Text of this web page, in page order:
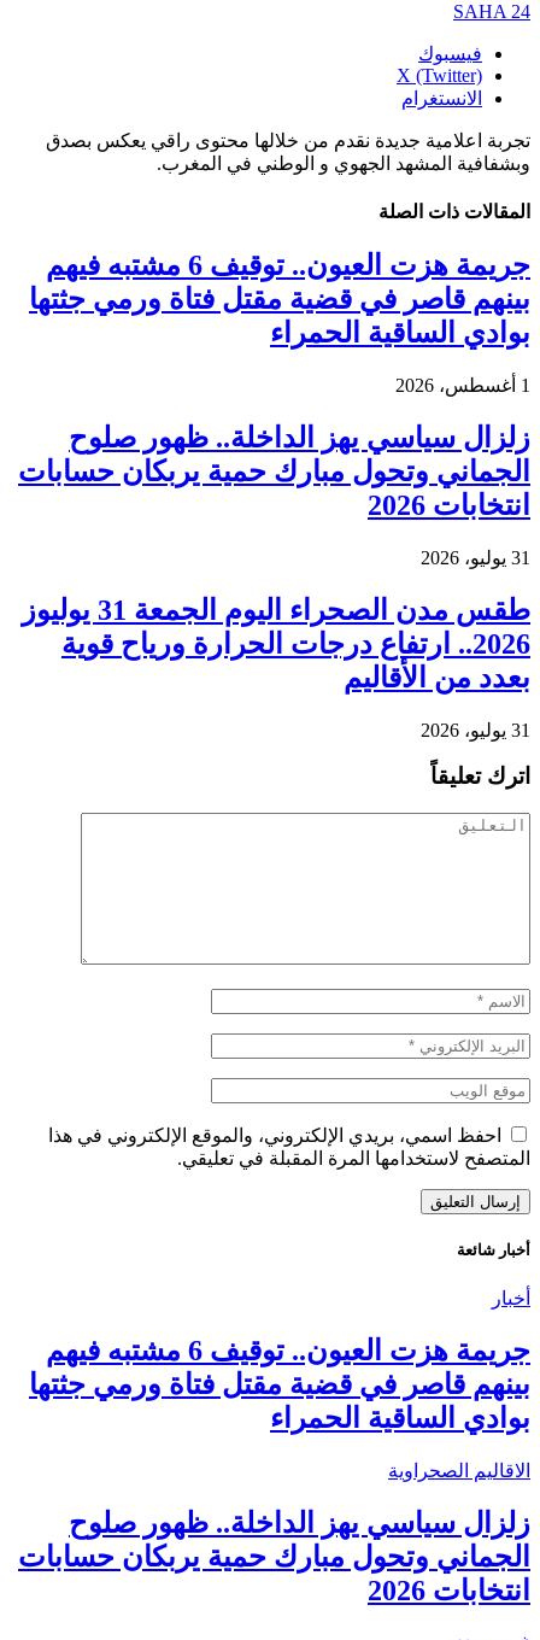
SAHA 24
فيسبوك
X (Twitter)
الانستغرام
تجربة اعلامية جديدة نقدم من خلالها محتوى راقي يعكس بصدق
وبشفافية المشهد الجهوي و الوطني في المغرب.
المقالات ذات الصلة
جريمة هزت العيون.. توقيف 6 مشتبه فيهم
بينهم قاصر في قضية مقتل فتاة ورمي جثتها
بوادي الساقية الحمراء
1 أغسطس، 2026
زلزال سياسي يهز الداخلة.. ظهور صلوح
الجماني وتحول مبارك حمية يربكان حسابات
انتخابات 2026
31 يوليو، 2026
طقس مدن الصحراء اليوم الجمعة 31 يوليوز
2026.. ارتفاع درجات الحرارة ورياح قوية
بعدد من الأقاليم
31 يوليو، 2026
اترك تعليقاً
احفظ اسمي، بريدي الإلكتروني، والموقع الإلكتروني في هذا
المتصفح لاستخدامها المرة المقبلة في تعليقي.
أخبار شائعة
أخبار
جريمة هزت العيون.. توقيف 6 مشتبه فيهم
بينهم قاصر في قضية مقتل فتاة ورمي جثتها
بوادي الساقية الحمراء
الاقاليم الصحراوية
زلزال سياسي يهز الداخلة.. ظهور صلوح
الجماني وتحول مبارك حمية يربكان حسابات
انتخابات 2026